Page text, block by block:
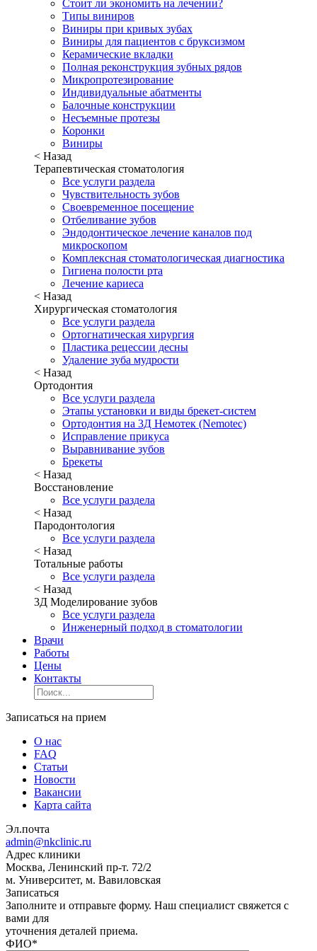
Стоит ли экономить на лечении?
Типы виниров
Виниры при кривых зубах
Виниры для пациентов с бруксизмом
Керамические вкладки
Полная реконструкция зубных рядов
Микропротезирование
Индивидуальные абатменты
Балочные конструкции
Несъемные протезы
Коронки
Виниры
< Назад
Терапевтическая стоматология
Все услуги раздела
Чувствительность зубов
Своевременное посещение
Отбеливание зубов
Эндодонтическое лечение каналов под
микроскопом
Комплексная стоматологическая диагностика
Гигиена полости рта
Лечение кариеса
< Назад
Хирургическая стоматология
Все услуги раздела
Ортогнатическая хирургия
Пластика рецессии десны
Удаление зуба мудрости
< Назад
Ортодонтия
Все услуги раздела
Этапы установки и виды брекет-систем
Ортодонтия на 3Д Немотек (Nemotec)
Исправление прикуса
Выравнивание зубов
Брекеты
< Назад
Восстановление
Все услуги раздела
< Назад
Пародонтология
Все услуги раздела
< Назад
Тотальные работы
Все услуги раздела
< Назад
3Д Моделирование зубов
Все услуги раздела
Инженерный подход в стоматологии
Врачи
Работы
Цены
Контакты
Записаться на прием
О нас
FAQ
Статьи
Новости
Вакансии
Карта сайта
Эл.почта
admin@nkclinic.ru
Адрес клиники
Москва, Ленинский пр-т. 72/2
м. Университет, м. Вавиловская
Записаться
Заполните и отправьте форму. Наш специалист свяжется с
вами для
уточнения деталей приема.
ФИО*